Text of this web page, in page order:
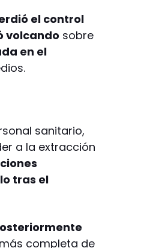
el control
volcando sobre
en el
sanitario,
a la extracción
tras el
completa de